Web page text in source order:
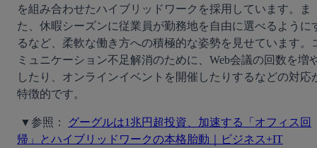
を組み合わせたハイブリッドワークを採用しています。ま
た、休暇シーズンに従業員が勤務地を自由に選べるように
るなど、柔軟な働き方への積極的な姿勢を見せています。
ミュニケーション不足解消のために、Web会議の回数を増
したり、オンラインイベントを開催したりするなどの対応
特徴的です。
▼参照：
グーグルは1兆円超投資、加速する「オフィス回
帰」とハイブリッドワークの本格胎動｜ビジネス+IT